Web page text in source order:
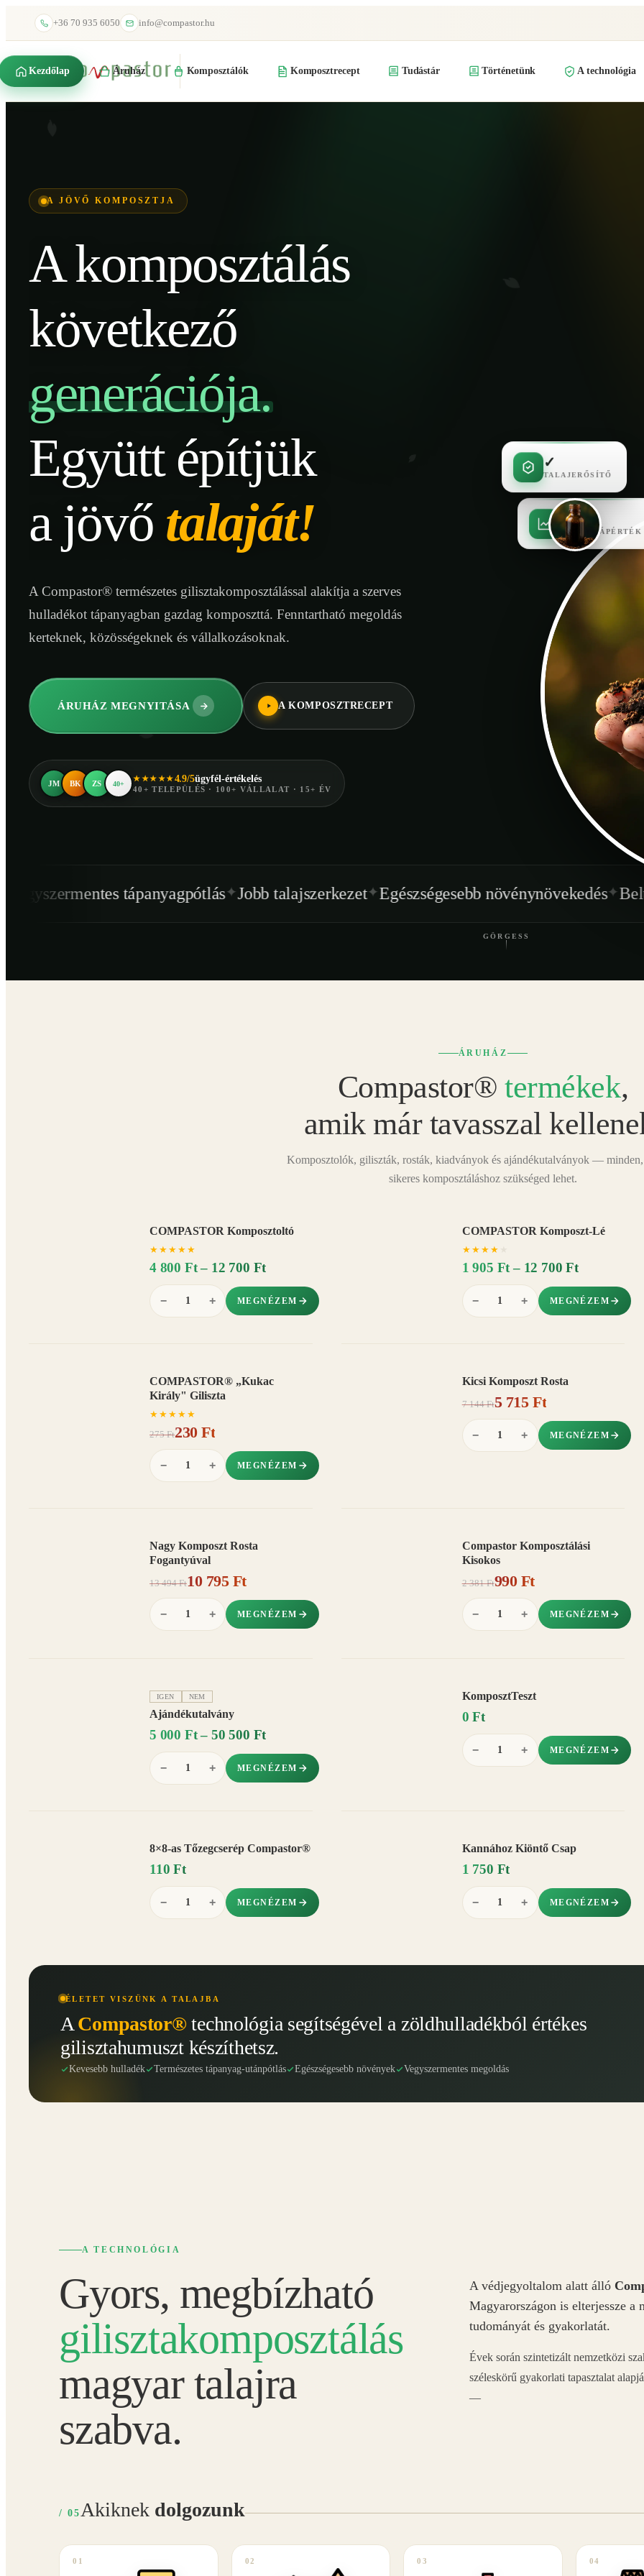
+36 70 935 6050 info@compastor.hu
Kezdőlap Áruház Komposztálók Komposztrecept Tudástár Történetünk A technológia
A JÖVŐ KOMPOSZTJA
A komposztálás
következő
generációja.
Együtt építjük
a jövő talaját!
A Compastor® természetes gilisztakomposztálással alakítja a szerves
hulladékot tápanyagban gazdag komposzttá. Fenntartható megoldás
kerteknek, közösségeknek és vállalkozásoknak.
ÁRUHÁZ MEGNYITÁSA A KOMPOSZTRECEPT
JM BK ZS 40+
★★★★★4.9/5ügyfél-értékelés
40+ TELEPÜLÉS · 100+ VÁLLALAT · 15+ ÉV
✓
MAGAS TÁPÉRTÉK
✓
TALAJERŐSÍTŐ
tápanyagpótlás✦Jobb talajszerkezet✦Egészségesebb növénynövekedés✦Beltéren is
GÖRGESS
ÁRUHÁZ
Compastor®termékek,
amik már tavasszal
Komposztolók, giliszták, rosták, kiadványok és ajándékutalványok — minden,
sikeres komposztáláshoz szükséged lehet.
COMPASTOR Komposztoltó
★ ★ ★ ★ ★
4 800 Ft – 12 700 Ft
− + MEGNÉZEM
COMPASTOR Komposzt-Lé
★ ★ ★ ★
1 905 Ft – 12 700 Ft
− + MEGNÉZEM
COMPASTOR® „Kukac
Király" Giliszta
★ ★ ★ ★ ★
275 Ft230 Ft
− + MEGNÉZEM
Kicsi Komposzt Rosta
7 144 Ft5 715 Ft
− + MEGNÉZEM
Nagy Komposzt Rosta
Fogantyúval
13 494 Ft10 795 Ft
− + MEGNÉZEM
Compastor Komposztálási
Kisokos
2 381 Ft990 Ft
− + MEGNÉZEM
IGEN NEM
Ajándékutalvány
5 000 Ft – 50 500 Ft
− + MEGNÉZEM
KomposztTeszt
0 Ft
− + MEGNÉZEM
8×8-as Tőzegcserép Compastor®
110 Ft
− + MEGNÉZEM
Kannához Kiöntő Csap
1 750 Ft
− + MEGNÉZEM
ÉLETET VISZÜNK A TALAJBA
A Compastor® technológia segítségével a zöldhulladékból értékes
gilisztahumuszt készíthetsz.
Kevesebb hulladék Természetes tápanyag-utánpótlás Egészségesebb növények Vegyszermentes megoldás
A TECHNOLÓGIA
Gyors, megbízható
gilisztakomposztálás
magyar talajra
szabva.
A védjegyoltalom alatt álló
Magyarországon is elterjessze a
tudományát és gyakorlatát.
Évek során szintetizált nemzetközi
széleskörű gyakorlati tapasztalat
—
/ 05 Akiknek dolgozunk
01 02 03 04